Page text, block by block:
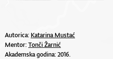
Autorica: Katarina Mustać
Mentor:Tonči Žarnić
Akademska godina: 2016.